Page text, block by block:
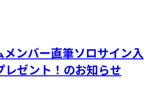
メンバー直筆ソロサイン入
レゼント！のお知らせ